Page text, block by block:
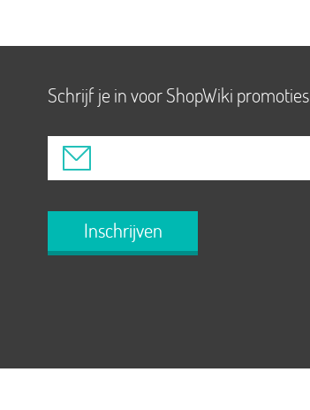
Schrijf je in voor ShopWiki promoties
Inschrijven